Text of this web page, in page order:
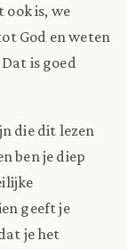
ook is, we
God en weten
is goed
die dit lezen
ben je diep
geeft je
je het